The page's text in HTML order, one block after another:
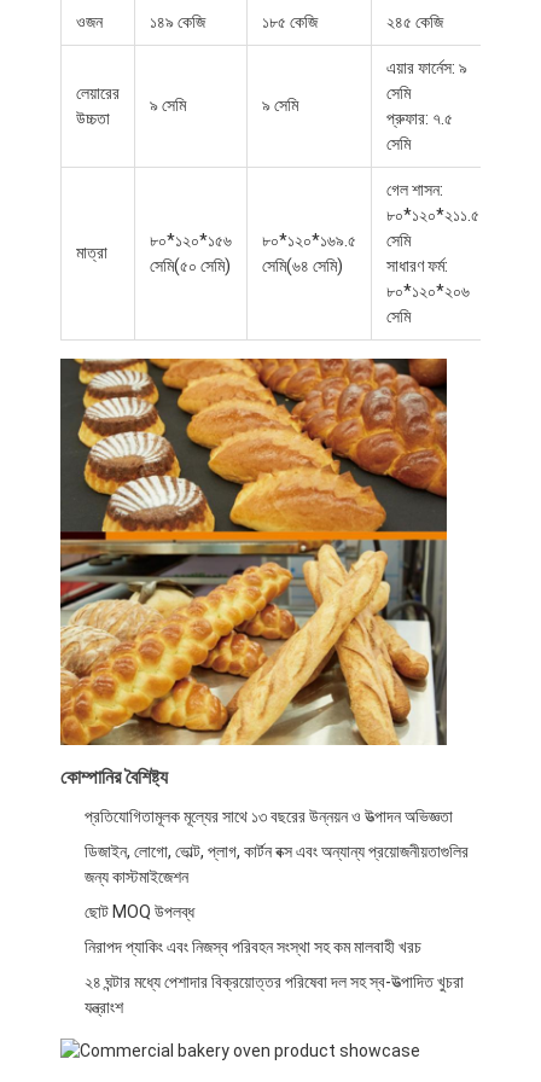
বাড়ি
পণ্য
আমাদের সম্বন্ধে
কারখানা ভ্রমণ
গুণগত মান নিয়ন্ত্রণ
যোগাযোগ করুন
খবর
মামলা
বেকারি উৎপাদন লাইন
ময়দা মিশুক
বাণিজ্যিক ডিম বিটার
ডিভাইডার রাউন্ডার
ওজন ১৪৯ কেজি ১৮৫ কেজি ২৪৫ কেজি
লেয়ারের
উচ্চতা
৯ সেমি ৯ সেমি
এয়ার ফার্নেস: ৯
সেমি
প্রুফার: ৭.৫
সেমি
মাত্রা
৮০*১২০*১৫৬
সেমি(৫০ সেমি)
৮০*১২০*১৬৯.৫
সেমি(৬৪ সেমি)
গেল শাসন:
৮০*১২০*২১১.৫
সেমি
সাধারণ ফর্ম:
৮০*১২০*২০৬
সেমি
কোম্পানির বৈশিষ্ট্য
প্রতিযোগিতামূলক মূল্যের সাথে ১৩ বছরের উন্নয়ন ও উত্পাদন অভিজ্ঞতা
ডিজাইন, লোগো, ভোল্ট, প্লাগ, কার্টন বক্স এবং অন্যান্য প্রয়োজনীয়তাগুলির
জন্য কাস্টমাইজেশন
ছোট MOQ উপলব্ধ
নিরাপদ প্যাকিং এবং নিজস্ব পরিবহন সংস্থা সহ কম মালবাহী খরচ
২৪ ঘন্টার মধ্যে পেশাদার বিক্রয়োত্তর পরিষেবা দল সহ স্ব-উত্পাদিত খুচরা
যন্ত্রাংশ